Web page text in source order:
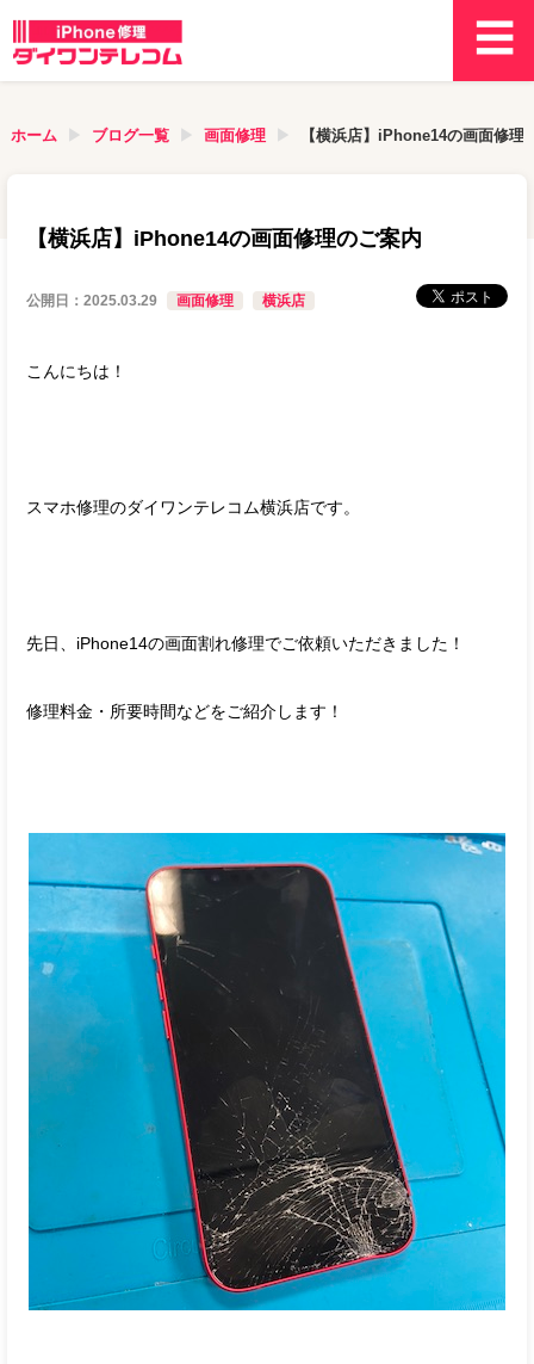
ホーム ブログ一覧 画面修理 【横浜店】iPhone14の画面修理
【横浜店】iPhone14の画面修理のご案内
公開日：2025.03.29 画面修理 横浜店
こんにちは！
スマホ修理のダイワンテレコム横浜店です。
先日、iPhone14の画面割れ修理でご依頼いただきました！
修理料金・所要時間などをご紹介します！